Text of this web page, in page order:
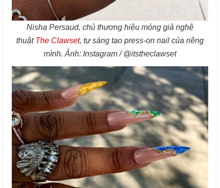
Nisha Persaud, chủ thương hiệu móng giả nghệ
thuật The Clawset, tự sáng tạo press-on nail của riêng
mình. Ảnh: Instagram / @itstheclawset